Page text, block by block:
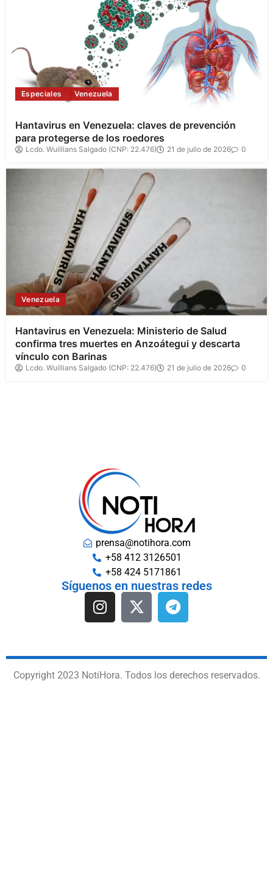
Especiales Venezuela
Hantavirus en Venezuela: claves de prevención
para protegerse de los roedores
Lcdo. Wuillians Salgado (CNP: 22.476) 21 de julio de 2026 0
Venezuela
Hantavirus en Venezuela: Ministerio de Salud
confirma tres muertes en Anzoátegui y descarta
vínculo con Barinas
Lcdo. Wuillians Salgado (CNP: 22.476) 21 de julio de 2026 0
prensa@notihora.com
+58 412 3126501
+58 424 5171861
Síguenos en nuestras redes
Copyright 2023 NotiHora. Todos los derechos reservados.